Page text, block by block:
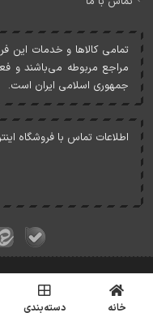
تمامی کالاها و خدمات اين
مراجع مربوطه می‌باشند و
جمهوری اسلامی ايران است.
اطلاعات تماس با فروشگاه
کلیه حقوق این
© Copyrights - IranArze.ir - 1405
خانه دسته‌بندی